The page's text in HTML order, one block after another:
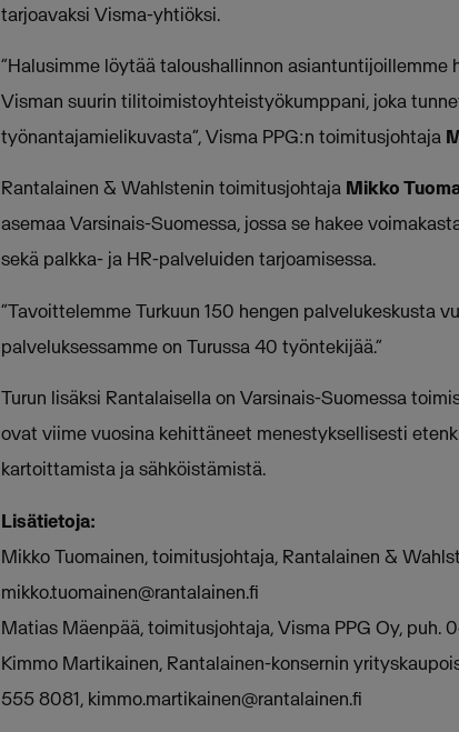
tarjoavaksi Visma-yhtiöksi.
”Halusimme löytää taloushallinnon asiantuntijoillemme
Visman suurin tilitoimistoyhteistyökumppani, joka
työnantajamielikuvasta”, Visma PPG:n toimitusjohtaja
Rantalainen & Wahlstenin toimitusjohtaja Mikko
asemaa Varsinais-Suomessa, jossa se hakee
sekä palkka- ja HR-palveluiden tarjoamisessa.
”Tavoittelemme Turkuun 150 hengen palvelukeskusta
palveluksessamme on Turussa 40 työntekijää.”
Turun lisäksi Rantalaisella on Varsinais-Suomessa
ovat viime vuosina kehittäneet menestyksellisesti
kartoittamista ja sähköistämistä.
Lisätietoja:
Mikko Tuomainen, toimitusjohtaja, Rantalainen &
mikko.tuomainen@rantalainen.fi
Matias Mäenpää, toimitusjohtaja, Visma PPG Oy, puh.
Kimmo Martikainen, Rantalainen-konsernin
555 8081, kimmo.martikainen@rantalainen.fi